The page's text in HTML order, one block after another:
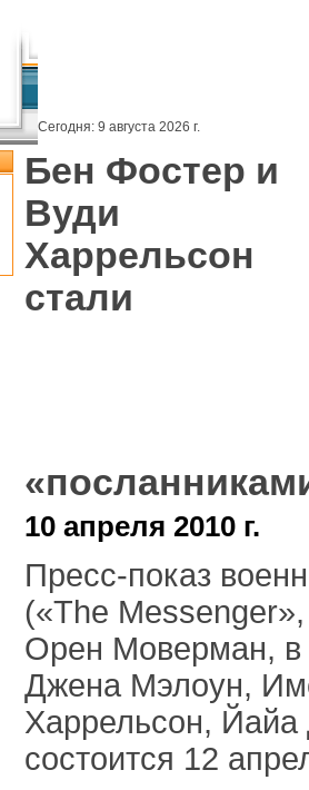
Сегодня: 9 августа 2026 г.
Бен Фостер и
Вуди
Харрельсон
стали
10 апреля 2010 г.
Пресс-показ
(«The
Орен Моверман, в
Джена Мэлоун,
Харрельсон,
состоится 12